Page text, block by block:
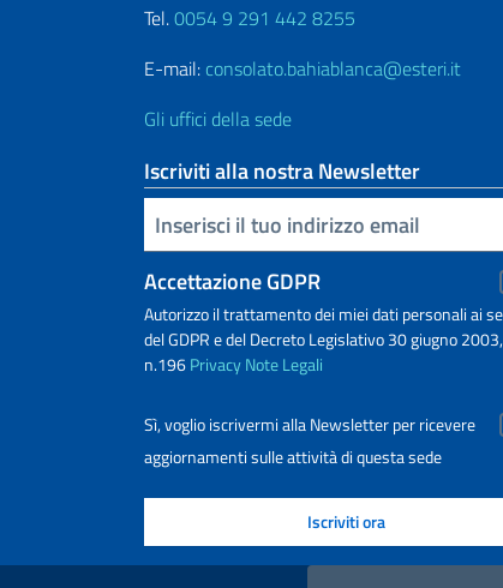
Tel.0054 9 291 442 8255
E-mail: consolato.bahiablanca@esteri.it
Gli uffici della sede
Iscriviti alla nostra Newsletter
Inserisci la tua email
Accettazione GDPR
Autorizzo il trattamento dei miei dati personali ai
del GDPR e del Decreto Legislativo 30 giugno 2003,
n.196PrivacyNote Legali
Sì, voglio iscrivermi alla Newsletter per ricevere
aggiornamenti sulle attività di questa sede